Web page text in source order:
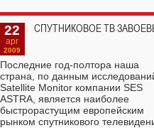
22
apr
2009
СПУТНИКОВОЕ ТВ
Последние год-полтора наша
страна, по данным
Satellite Monitor компании SES
ASTRA, является наиболее
быстрорастущим европейским
рынком спутникового